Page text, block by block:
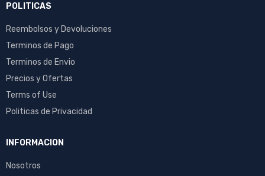
POLITICAS
Reembolsos y Devoluciones
Terminos de Pago
Terminos de Envio
Precios y Ofertas
Terms of Use
Politicas de Privacidad
INFORMACION
Nosotros